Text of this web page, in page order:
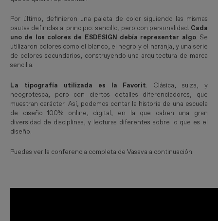
Por último, definieron una paleta de color siguiendo las mismas
pautas definidas al principio: sencillo, pero con personalidad. Cada
uno de los colores de ESDESIGN debía representar algo. Se
utilizaron colores como el blanco, el negro y el naranja, y una serie
de colores secundarios, construyendo una arquitectura de marca
sencilla.
La tipografía utilizada es la Favorit. Clásica, suiza, y
neogrotesca, pero con ciertos detalles diferenciadores, que
muestran carácter. Así, podemos contar la historia de una escuela
de diseño 100% online, digital, en la que caben una gran
diversidad de disciplinas, y lecturas diferentes sobre lo que es el
diseño.
Puedes ver la conferencia completa de Vasava a continuación.